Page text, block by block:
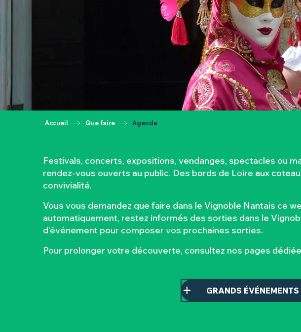
Accueil Que faire Agenda
Festivals, concerts, expositions, vendanges, spectacles ou
rendez-vous ouverts au public. Des bords de Loire aux
convivialité.
Vous vous demandez que faire dans le Vignoble Nantais ce
automatiquement, restez informés des sorties dans le
d’événement pour composer vos prochaines sorties.
Pour prolonger votre découverte, consultez nos pages
GRANDS